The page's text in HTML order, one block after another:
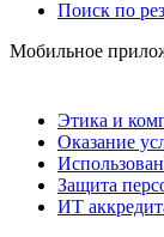
Поиск по
Мобильное
Этика и
Оказание
Защита
ИТ